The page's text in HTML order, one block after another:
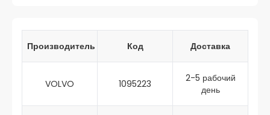
Производитель Код Доставка
VOLVO 1095223
2-5 рабочий
день